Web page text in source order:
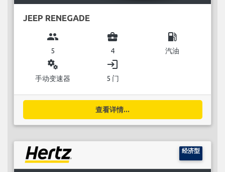
JEEP RENEGADE
group
5
business_center
4
local_gas_station
汽油
miscellaneous_services
手动变速器
login
5 门
查看详情...
经济型